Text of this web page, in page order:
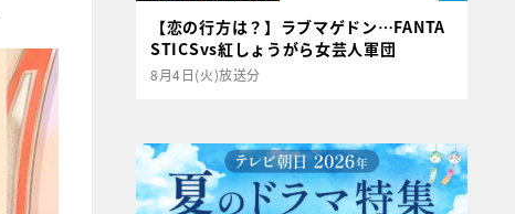
【恋の行方は？】ラブマゲドン…FANTA
STICSvs紅しょうがら女芸人軍団
8月4日(火)放送分